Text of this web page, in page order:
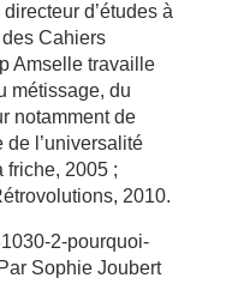
d’études à
des Cahiers
Amselle travaille
métissage, du
notamment de
de l’universalité
friche, 2005 ;
2010.
2-pourquoi-
Sophie Joubert